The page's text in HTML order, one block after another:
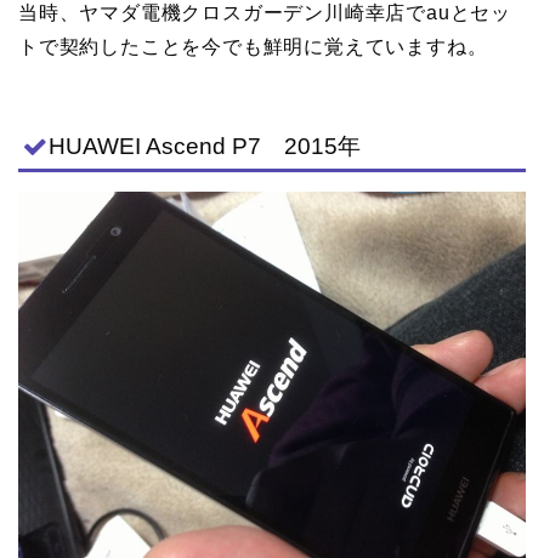
当時、ヤマダ電機クロスガーデン川崎幸店でauとセッ
トで契約したことを今でも鮮明に覚えていますね。
HUAWEI Ascend P7 2015年